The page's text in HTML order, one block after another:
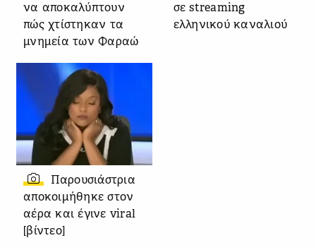
να αποκαλύπτουν
πώς χτίστηκαν τα
μνημεία των Φαραώ
σε streaming
ελληνικού καναλιού
Παρουσιάστρια
αποκοιμήθηκε στον
αέρα και έγινε viral
[βίντεο]